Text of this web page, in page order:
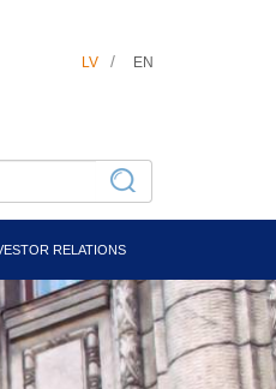
LV EN
RELATIONS